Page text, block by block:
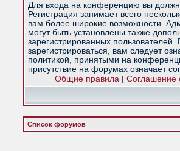
Для входа на конференцию вы
Регистрация занимает всего
вам более широкие возможности.
могут быть установлены также
зарегистрированных
зарегистрироваться, вам следует
политикой, принятыми на
присутствие на форумах означает
Общие правила| Соглашение
Список форумов